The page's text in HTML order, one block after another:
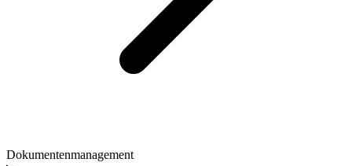
Dokumentenmanagement